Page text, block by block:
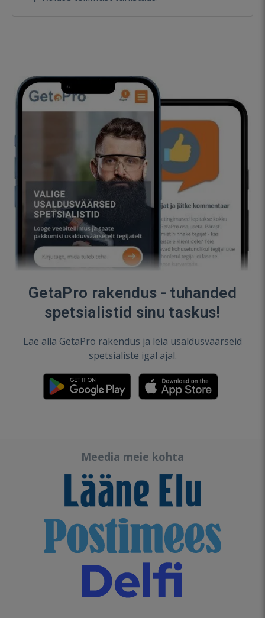
GetaPro rakendus - tuhanded
spetsialistid sinu taskus!
Lae alla GetaPro rakendus ja leia usaldusväärseid
spetsialiste igal ajal.
Meedia meie kohta